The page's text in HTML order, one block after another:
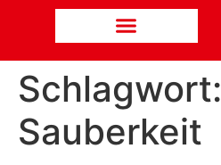
Schlagwort:
Sauberkeit